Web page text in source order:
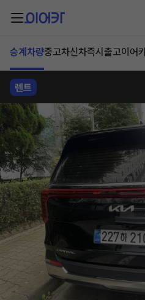
승계차량중고차신차즉시출고이어
렌트